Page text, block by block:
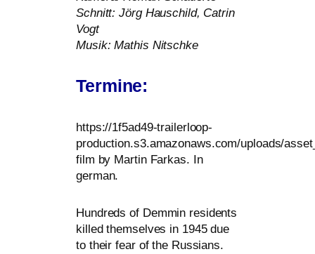
Schnitt: Jörg Hauschild, Catrin
Vogt
Musik: Mathis Nitschke
Termine:
https://1f5ad49-trailerloop-
production.s3.amazonaws.com/uploads/
film by Martin Farkas. In
german.
Hundreds of Demmin resi­dents
kil­led them­sel­ves in 1945 due
to their fear of the Russians.